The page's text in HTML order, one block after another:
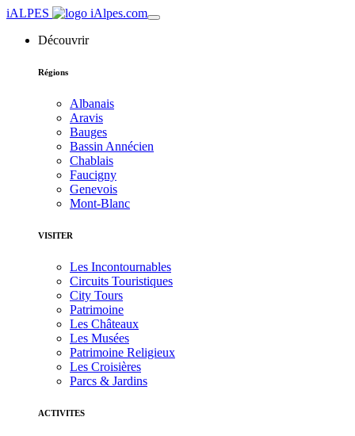
iALPES
Découvrir
Régions
Albanais
Aravis
Bauges
Bassin Annécien
Chablais
Faucigny
Genevois
Mont-Blanc
VISITER
Les Incontournables
Circuits Touristiques
City Tours
Patrimoine
Les Châteaux
Les Musées
Patrimoine Religieux
Les Croisières
Parcs & Jardins
ACTIVITES